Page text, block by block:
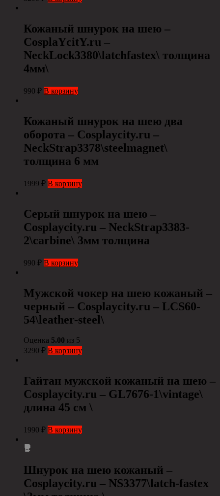
Кожаный шнурок на шею –
CosplaYcitY.ru –
NeckLock3380\latchfastex\ толщина
4мм\
990 ₽ В корзину
Кожаный шнурок на шею два
оборота – Cosplaycity.ru –
NeckStrap3378\steelmagnet\
толщина 6 мм
1999 ₽ В корзину
Серый шнурок на шею –
Cosplaycity.ru – NeckStrap3383-
2\carbine\ 3мм толщина
990 ₽ В корзину
Мужской чокер на шею кожаный –
черный – Сosplaycity.ru – LCS60-
54\leather-steel\
Оценка 5.00 из 5
3290 ₽ В корзину
Гайтан мужской кожаный на шею –
Сosplaycity.ru – GL7676-1\vintage\
длина 45 см \
1990 ₽ В корзину
Шнурок на шею кожаный –
Сosplaycity.ru – NS3377\latch-fastex